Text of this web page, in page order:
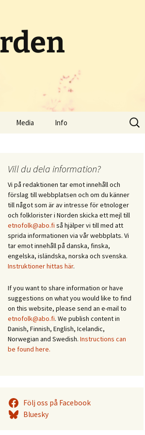
vid
Media
Streamat
Bloggar
Sociala medier
Info
Kontakt
Skicka in innehåll
Sök
efter:
Vill du dela information?
Vi på redaktionen tar emot innehåll och
förslag till webbplatsen och om du känner
till något som är av intresse för etnologer
och folklorister i Norden skicka ett mejl till
etnofolk@abo.fi så hjälper vi till med att
sprida informationen via vår webbplats. Vi
tar emot innehåll på danska, finska,
engelska, isländska, norska och svenska.
Instruktioner hittas här.
If you want to share information or have
suggestions on what you would like to find
on this website, please send an e-mail to
etnofolk@abo.fi. We publish content in
Danish, Finnish, English, Icelandic,
Norwegian and Swedish. Instructions can
be found here.
Följ oss på Facebook
Bluesky